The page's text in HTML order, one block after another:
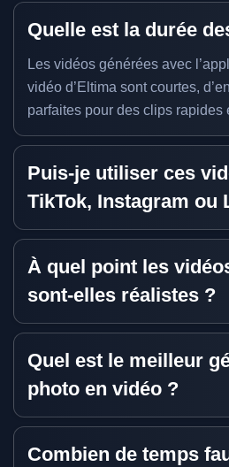
Quelle est la durée
Les vidéos générées avec
vidéo d’Eltima sont courtes,
parfaites pour des clips rapides
Puis-je utiliser ces
TikTok, Instagram ou
À quel point les
sont-elles réalistes ?
Quel est le meilleur
photo en vidéo ?
Combien de temps